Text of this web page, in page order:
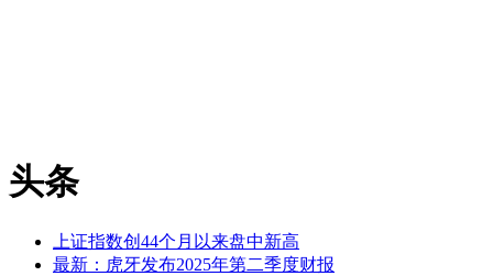
头条
上证指数创44个月以来盘中新高
最新：虎牙发布2025年第二季度财报